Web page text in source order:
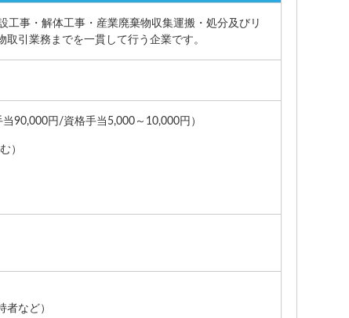
工事・解体工事・産業廃棄物収集運搬・処分及びリ
引業務までを一貫して行う企業です。
90,000円/資格手当5,000～10,000円）
）
など）